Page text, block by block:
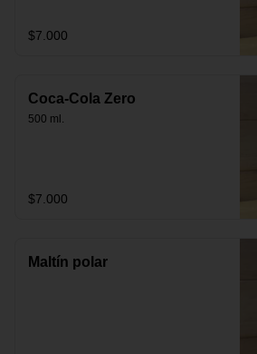
$7.000
Coca-Cola Zero
500 ml.
$7.000
Maltín polar